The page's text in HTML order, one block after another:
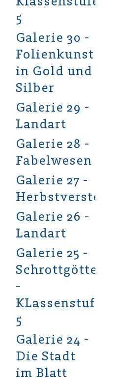
5
Galerie 30 -
Folienkunst
in Gold und
Silber
Galerie 29 -
Landart
Galerie 28 -
Fabelwesen
Galerie 27 -
Herbstverstecke
Galerie 26 -
Landart
Galerie 25 -
Schrottgötter
-
KLassenstufe
5
Galerie 24 -
Die Stadt
im Blatt